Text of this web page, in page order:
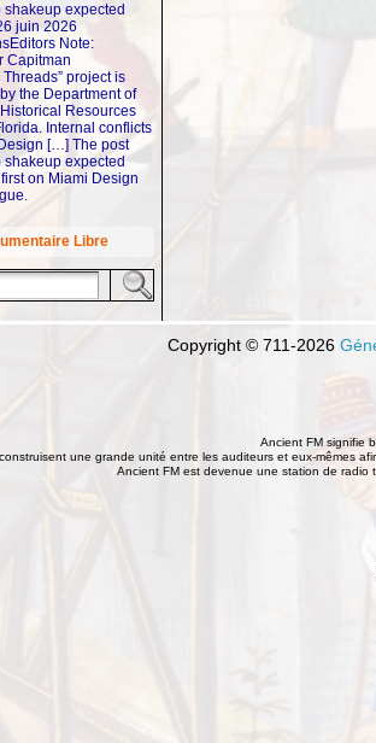
expected
juin 2026
Note:
Capitman
project is
the Department of
Resources
Internal conflicts
[…] The post
expected
on Miami Design
Libre
Copyright © 711-2026
Ancient FM signifie
une grande unité entre les auditeurs et eux-mêmes
Ancient FM est devenue une station de radio